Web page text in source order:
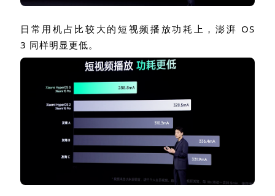
日常用机占比较大的短视频播放功耗上，澎湃 OS
3 同样明显更低。